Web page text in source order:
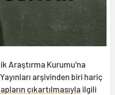
Araştırma Kurumu'na
Yayınları arşivinden biri hariç
çıkartılmasıyla ilgili